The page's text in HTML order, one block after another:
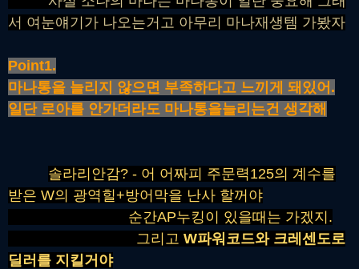
서 여눈얘기가 나오는거고 아무리 마나재생템 가봤자
Point1.
마나통을 늘리지 않으면 부족하다고 느끼게 돼있어.
일단 로아를 안가더라도 마나통을늘리는건 생각해
솔라리안감? - 어 어짜피 주문력125의 계수를
받은 W의 광역힐+방어막을 난사 할꺼야
순간AP누킹이 있을때는 가겠지.
그리고 W파워코드와 크레센도로
딜러를 지킬거야